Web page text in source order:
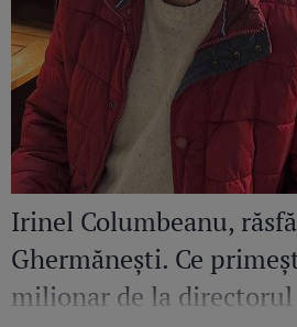
Irinel Columbeanu,
Ghermănești. Ce
milionar de la